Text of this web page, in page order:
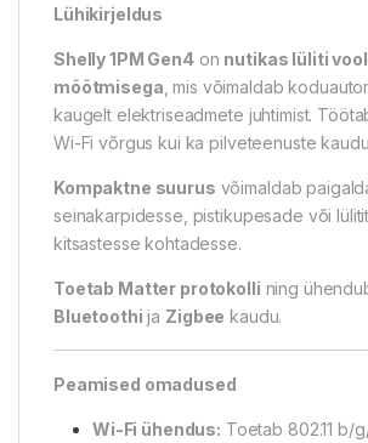
Lühikirjeldus
Shelly 1PM Gen4on nutikas lüliti
mõõtmisega, mis võimaldab
kaugelt elektriseadmete juhtimist.
Wi-Fi võrgus kui ka pilveteenuste
Kompaktne suurus võimaldab
seinakarpidesse, pistikupesade või
kitsastesse kohtadesse.
Toetab Matter protokolli ning
Bluetoothi ja Zigbee kaudu.
Peamised omadused
Wi-Fi ühendus: Toetab 802.11 b/